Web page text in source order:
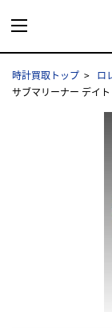
時計買取トップ ロ
サブマリーナー デイ